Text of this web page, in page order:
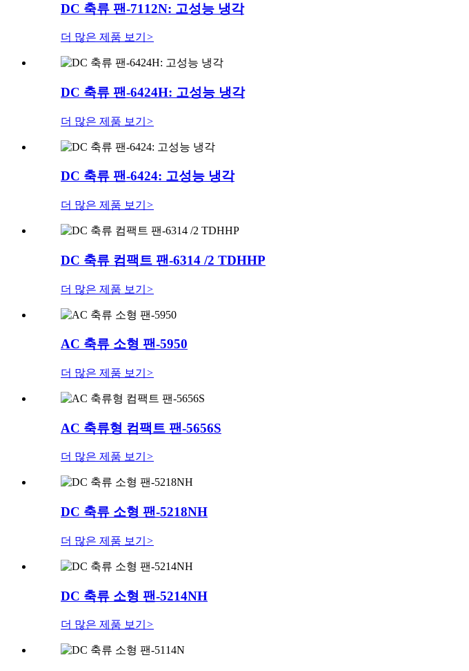
DC 축류 팬-7112N: 고성능 냉각
더 많은 제품 보기 >
DC 축류 팬-6424H: 고성능 냉각
더 많은 제품 보기 >
DC 축류 팬-6424: 고성능 냉각
더 많은 제품 보기 >
DC 축류 컴팩트 팬-6314 /2 TDHHP
더 많은 제품 보기 >
AC 축류 소형 팬-5950
더 많은 제품 보기 >
AC 축류형 컴팩트 팬-5656S
더 많은 제품 보기 >
DC 축류 소형 팬-5218NH
더 많은 제품 보기 >
DC 축류 소형 팬-5214NH
더 많은 제품 보기 >